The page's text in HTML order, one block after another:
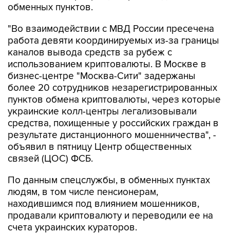
обменных пунктов.
"Во взаимодействии с МВД России пресечена
работа девяти координируемых из-за границы
каналов вывода средств за рубеж с
использованием криптовалюты. В Москве в
бизнес-центре "Москва-Сити" задержаны
более 20 сотрудников незарегистрированных
пунктов обмена криптовалюты, через которые
украинские колл-центры легализовывали
средства, похищенные у российских граждан в
результате дистанционного мошенничества", -
объявил в пятницу Центр общественных
связей (ЦОС) ФСБ.
По данным спецслужбы, в обменных пунктах
людям, в том числе пенсионерам,
находившимся под влиянием мошенников,
продавали криптовалюту и переводили ее на
счета украинских кураторов.